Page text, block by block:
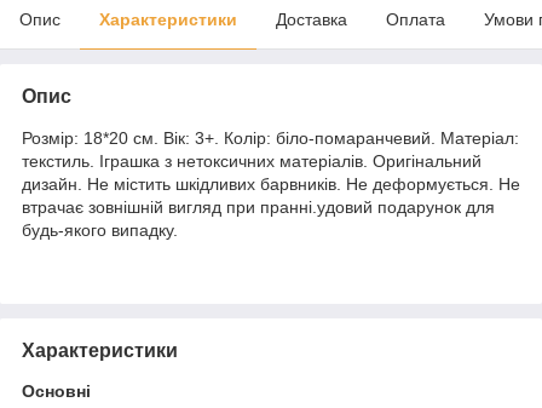
Опис Характеристики Доставка Оплата Умови
Опис
Розмір: 18*20 см. Вік: 3+. Колір: біло-помаранчевий. Матеріал:
текстиль. Іграшка з нетоксичних матеріалів. Оригінальний
дизайн. Не містить шкідливих барвників. Не деформується. Не
втрачає зовнішній вигляд при пранні.удовий подарунок для
будь-якого випадку.
Характеристики
Основні